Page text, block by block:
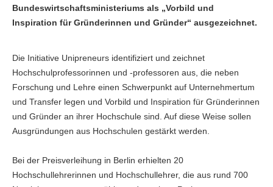
Bundeswirtschaftsministeriums als „Vorbild und
Inspiration für Gründerinnen und Gründer“ ausgezeichnet.
Die Initiative Unipreneurs identifiziert und zeichnet
Hochschulprofessorinnen und -professoren aus, die neben
Forschung und Lehre einen Schwerpunkt auf Unternehmertum
und Transfer legen und Vorbild und Inspiration für Gründerinnen
und Gründer an ihrer Hochschule sind. Auf diese Weise sollen
Ausgründungen aus Hochschulen gestärkt werden.
Bei der Preisverleihung in Berlin erhielten 20
Hochschullehrerinnen und Hochschullehrer, die aus rund 700